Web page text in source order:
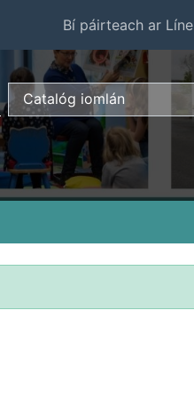
Bí páirteach ar Líne